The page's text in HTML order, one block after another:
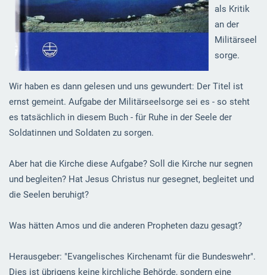
als Kritik
an der
Militärseel
sorge.
Wir haben es dann gelesen und uns gewundert: Der Titel ist
ernst gemeint. Aufgabe der Militärseelsorge sei es - so steht
es tatsächlich in diesem Buch - für Ruhe in der Seele der
Soldatinnen und Soldaten zu sorgen.
Aber hat die Kirche diese Aufgabe? Soll die Kirche nur segnen
und begleiten? Hat Jesus Christus nur gesegnet, begleitet und
die Seelen beruhigt?
Was hätten Amos und die anderen Propheten dazu gesagt?
Herausgeber: "Evangelisches Kirchenamt für die Bundeswehr".
Dies ist übrigens keine kirchliche Behörde, sondern eine